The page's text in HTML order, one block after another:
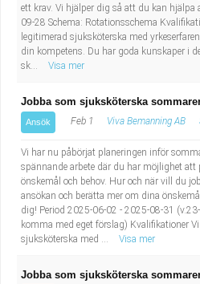
ett krav. Vi hjälper dig så att du kan hjälpa
09-28 Schema: Rotationsschema
legitimerad sjuksköterska med
din kompetens. Du har goda kunskaper i
sk...
Visa mer
Jobba som sjuksköterska
Ansök Feb 1 Viva Bemanning AB
Vi har nu påbörjat planeringen inför
spännande arbete där du har möjlighet
önskemål och behov. Hur och när vill du
ansökan och berätta mer om dina
dig! Period 2025-06-02 - 2025-08-31
komma med eget förslag) Kvalifikationer
sjuksköterska med ...
Visa mer
Jobba som sjuksköterska